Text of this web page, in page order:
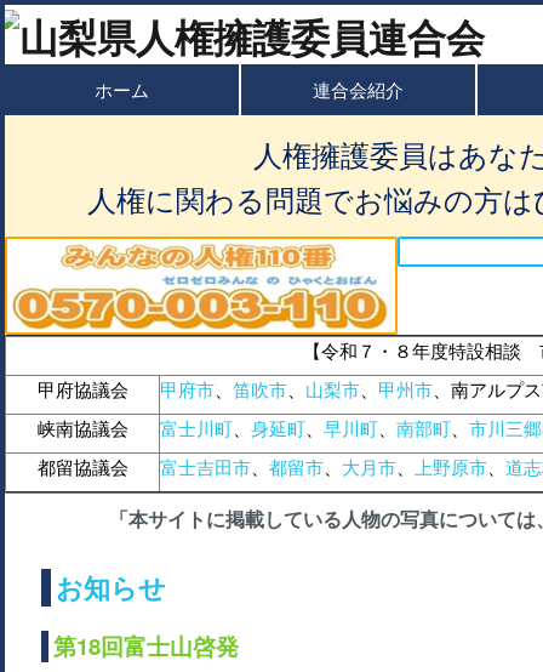
ホーム 連合会紹介
人権擁護委員はあな
人権に関わる問題でお悩みの方
【令和７・８年度特設相談
甲府協議会
甲府市 笛吹市 山梨市 甲州市 、南アルプ
峡南協議会
富士川町 身延町 早川町 南部町
市川三
都留協議会
富士吉田市 都留市 大月市 上野原市 道
「本サイトに掲載している人物の写真について
お知らせ
第18回富士山啓発